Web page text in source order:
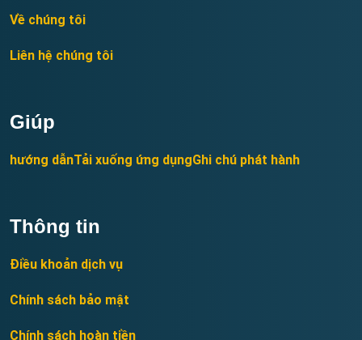
Về chúng tôi
Liên hệ chúng tôi
Giúp
hướng dẫnTải xuống ứng dụngGhi chú phát hành
Thông tin
Điều khoản dịch vụ
Chính sách bảo mật
Chính sách hoàn tiền